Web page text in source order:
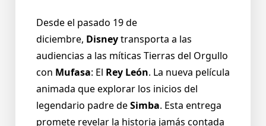
Desde el pasado 19 de
diciembre, Disneytransporta a las
audiencias a las míticas Tierras del Orgullo
con Mufasa: El Rey León. La nueva película
animada que explorar los inicios del
legendario padre deSimba. Esta entrega
promete revelar la historia jamás contada